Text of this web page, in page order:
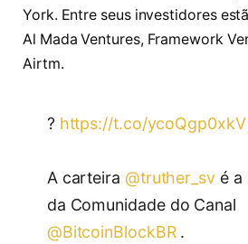
York. Entre seus investidores
Al Mada Ventures, Framework
Airtm.
? https://t.co/ycoQgp0xkV
A carteira @truther_sv é a
da Comunidade do Canal
@BitcoinBlockBR.